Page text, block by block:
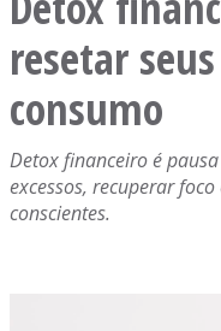
resetar
consumo
Detox financeiro é
excessos, recuperar
conscientes.